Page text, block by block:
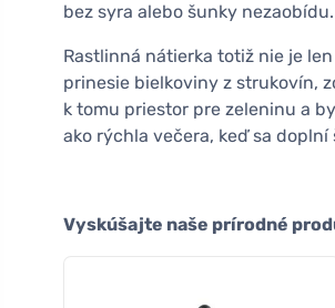
bez syra alebo šunky nezaobídu.
Rastlinná nátierka totiž nie je
prinesie bielkoviny z strukovín,
k tomu priestor pre zeleninu a
ako rýchla večera, keď sa
Vyskúšajte naše prírodné